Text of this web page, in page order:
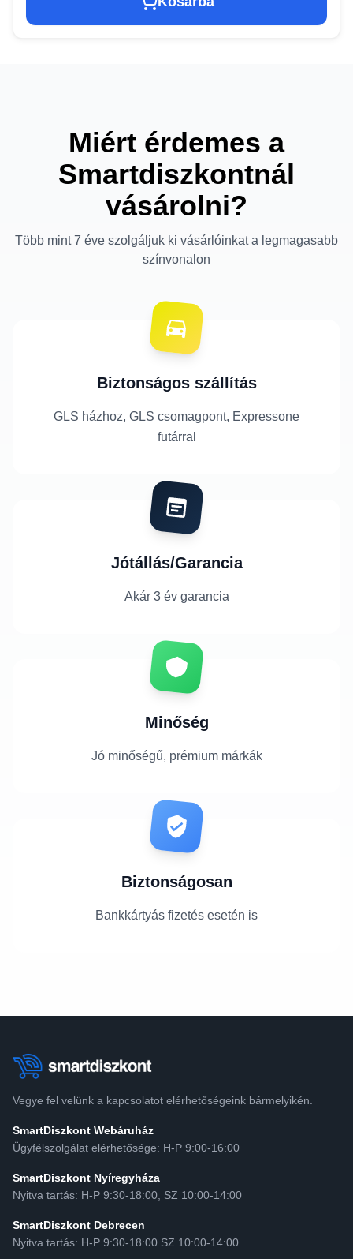
Miért érdemes a
Smartdiszkontnál
vásárolni?
Több mint 7 éve szolgáljuk ki vásárlóinkat a legmagasabb
színvonalon
Biztonságos szállítás
GLS házhoz, GLS csomagpont, Expressone
futárral
Jótállás/Garancia
Akár 3 év garancia
Minőség
Jó minőségű, prémium márkák
Biztonságosan
Bankkártyás fizetés esetén is
Vegye fel velünk a kapcsolatot elérhetőségeink bármelyikén.
SmartDiszkont Webáruház
Ügyfélszolgálat elérhetősége: H-P 9:00-16:00
SmartDiszkont Nyíregyháza
Nyitva tartás: H-P 9:30-18:00, SZ 10:00-14:00
SmartDiszkont Debrecen
Nyitva tartás: H-P 9:30-18:00 SZ 10:00-14:00